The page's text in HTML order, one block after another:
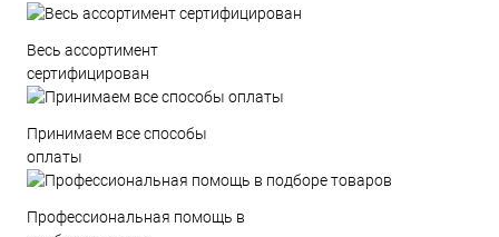
Весь ассортимент
сертифицирован
Принимаем все способы
оплаты
Профессиональная помощь в